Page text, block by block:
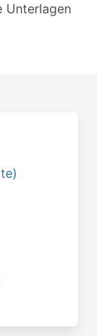
Unterlagen